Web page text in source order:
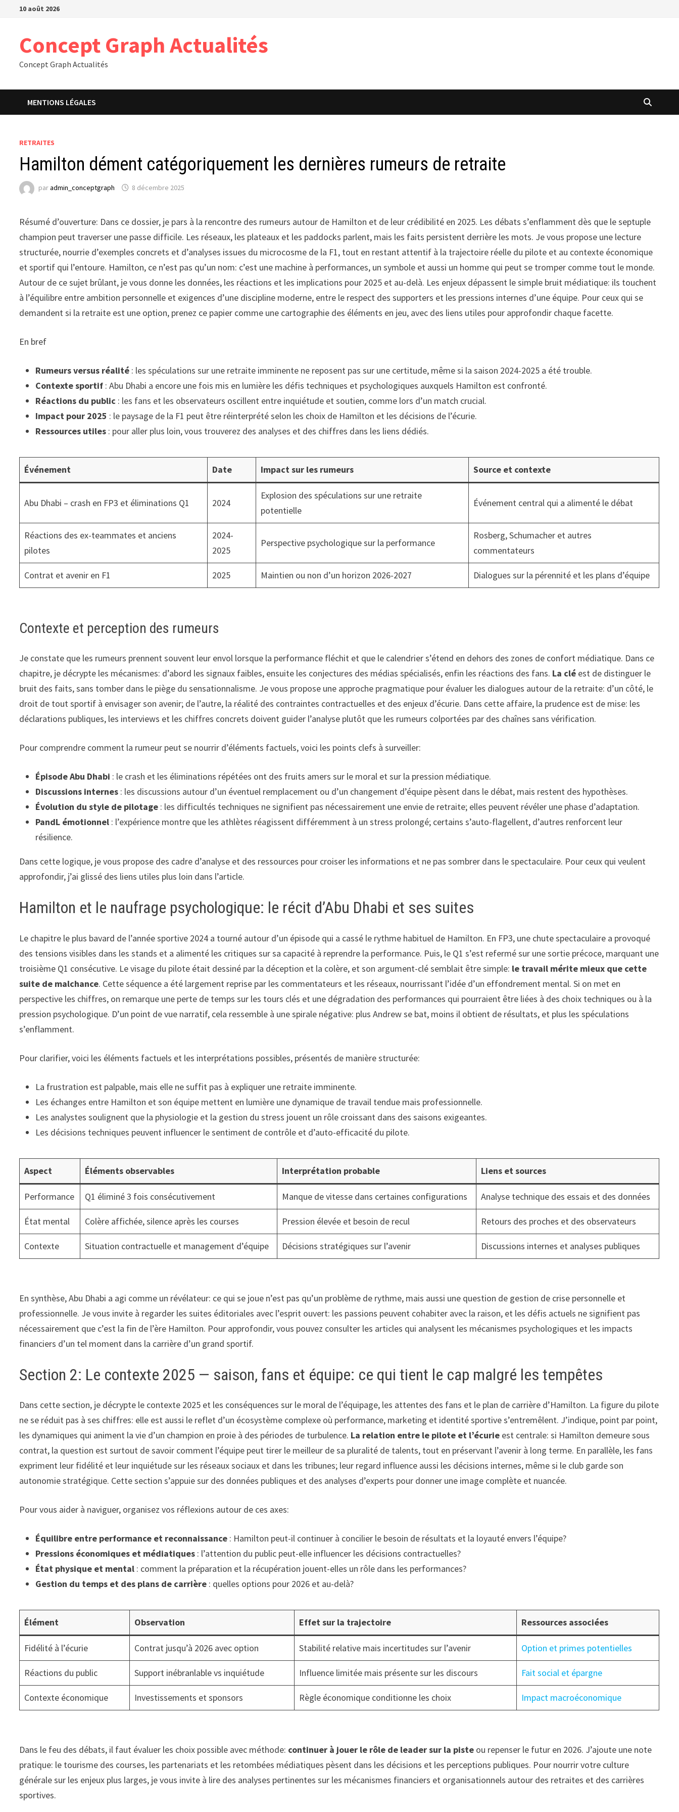
Passer10 août 2026
Concept Graph Actualités
Concept Graph Actualités
MENTIONS LÉGALES
RETRAITES
Hamilton dément catégoriquement les dernières rumeurs de retraite
paradmin_conceptgraph 8 décembre 2025
Résumé d’ouverture: Dans ce dossier, je pars à la rencontre des rumeurs autour de Hamilton et de leur crédibilité en 2025. Les débats s’enflamment dès que le septuple
champion peut traverser une passe difficile. Les réseaux, les plateaux et les paddocks parlent, mais les faits persistent derrière les mots. Je vous propose une lecture
structurée, nourrie d’exemples concrets et d’analyses issues du microcosme de la F1, tout en restant attentif à la trajectoire réelle du pilote et au contexte économique
et sportif qui l’entoure. Hamilton, ce n’est pas qu’un nom: c’est une machine à performances, un symbole et aussi un homme qui peut se tromper comme tout le monde.
Autour de ce sujet brûlant, je vous donne les données, les réactions et les implications pour 2025 et au-delà. Les enjeux dépassent le simple bruit médiatique: ils touchent
à l’équilibre entre ambition personnelle et exigences d’une discipline moderne, entre le respect des supporters et les pressions internes d’une équipe. Pour ceux qui se
demandent si la retraite est une option, prenez ce papier comme une cartographie des éléments en jeu, avec des liens utiles pour approfondir chaque facette.
En bref
Rumeurs versus réalité : les spéculations sur une retraite imminente ne reposent pas sur une certitude, même si la saison 2024-2025 a été trouble.
Contexte sportif : Abu Dhabi a encore une fois mis en lumière les défis techniques et psychologiques auxquels Hamilton est confronté.
Réactions du public : les fans et les observateurs oscillent entre inquiétude et soutien, comme lors d’un match crucial.
Impact pour 2025 : le paysage de la F1 peut être réinterprété selon les choix de Hamilton et les décisions de l’écurie.
Ressources utiles : pour aller plus loin, vous trouverez des analyses et des chiffres dans les liens dédiés.
Événement Date Impact sur les rumeurs Source et contexte
Abu Dhabi – crash en FP3 et éliminations Q1 2024
Explosion des spéculations sur une retraite
potentielle
Événement central qui a alimenté le débat
Réactions des ex-teammates et anciens
pilotes
2024-
2025
Perspective psychologique sur la performance
Rosberg, Schumacher et autres
commentateurs
Contrat et avenir en F1 2025 Maintien ou non d’un horizon 2026-2027 Dialogues sur la pérennité et les plans d’équipe
Contexte et perception des rumeurs
Je constate que les rumeurs prennent souvent leur envol lorsque la performance fléchit et que le calendrier s’étend en dehors des zones de confort médiatique. Dans ce
chapitre, je décrypte les mécanismes: d’abord les signaux faibles, ensuite les conjectures des médias spécialisés, enfin les réactions des fans. La clé est de distinguer le
bruit des faits, sans tomber dans le piège du sensationnalisme. Je vous propose une approche pragmatique pour évaluer les dialogues autour de la retraite: d’un côté, le
droit de tout sportif à envisager son avenir; de l’autre, la réalité des contraintes contractuelles et des enjeux d’écurie. Dans cette affaire, la prudence est de mise: les
déclarations publiques, les interviews et les chiffres concrets doivent guider l’analyse plutôt que les rumeurs colportées par des chaînes sans vérification.
Pour comprendre comment la rumeur peut se nourrir d’éléments factuels, voici les points clefs à surveiller:
Épisode Abu Dhabi : le crash et les éliminations répétées ont des fruits amers sur le moral et sur la pression médiatique.
Discussions internes : les discussions autour d’un éventuel remplacement ou d’un changement d’équipe pèsent dans le débat, mais restent des hypothèses.
Évolution du style de pilotage : les difficultés techniques ne signifient pas nécessairement une envie de retraite; elles peuvent révéler une phase d’adaptation.
PandL émotionnel : l’expérience montre que les athlètes réagissent différemment à un stress prolongé; certains s’auto-flagellent, d’autres renforcent leur
résilience.
Dans cette logique, je vous propose des cadre d’analyse et des ressources pour croiser les informations et ne pas sombrer dans le spectaculaire. Pour ceux qui veulent
approfondir, j’ai glissé des liens utiles plus loin dans l’article.
Hamilton et le naufrage psychologique: le récit d’Abu Dhabi et ses suites
Le chapitre le plus bavard de l’année sportive 2024 a tourné autour d’un épisode qui a cassé le rythme habituel de Hamilton. En FP3, une chute spectaculaire a provoqué
des tensions visibles dans les stands et a alimenté les critiques sur sa capacité à reprendre la performance. Puis, le Q1 s’est refermé sur une sortie précoce, marquant une
troisième Q1 consécutive. Le visage du pilote était dessiné par la déception et la colère, et son argument-clé semblait être simple: le travail mérite mieux que cette
suite de malchance. Cette séquence a été largement reprise par les commentateurs et les réseaux, nourrissant l’idée d’un effondrement mental. Si on met en
perspective les chiffres, on remarque une perte de temps sur les tours clés et une dégradation des performances qui pourraient être liées à des choix techniques ou à la
pression psychologique. D’un point de vue narratif, cela ressemble à une spirale négative: plus Andrew se bat, moins il obtient de résultats, et plus les spéculations
s’enflamment.
Pour clarifier, voici les éléments factuels et les interprétations possibles, présentés de manière structurée:
La frustration est palpable, mais elle ne suffit pas à expliquer une retraite imminente.
Les échanges entre Hamilton et son équipe mettent en lumière une dynamique de travail tendue mais professionnelle.
Les analystes soulignent que la physiologie et la gestion du stress jouent un rôle croissant dans des saisons exigeantes.
Les décisions techniques peuvent influencer le sentiment de contrôle et d’auto-efficacité du pilote.
Aspect Éléments observables Interprétation probable Liens et sources
Performance Q1 éliminé 3 fois consécutivement Manque de vitesse dans certaines configurations Analyse technique des essais et des données
État mental Colère affichée, silence après les courses Pression élevée et besoin de recul Retours des proches et des observateurs
Contexte Situation contractuelle et management d’équipe Décisions stratégiques sur l’avenir Discussions internes et analyses publiques
En synthèse, Abu Dhabi a agi comme un révélateur: ce qui se joue n’est pas qu’un problème de rythme, mais aussi une question de gestion de crise personnelle et
professionnelle. Je vous invite à regarder les suites éditoriales avec l’esprit ouvert: les passions peuvent cohabiter avec la raison, et les défis actuels ne signifient pas
nécessairement que c’est la fin de l’ère Hamilton. Pour approfondir, vous pouvez consulter les articles qui analysent les mécanismes psychologiques et les impacts
financiers d’un tel moment dans la carrière d’un grand sportif.
Section 2: Le contexte 2025 — saison, fans et équipe: ce qui tient le cap malgré les tempêtes
Dans cette section, je décrypte le contexte 2025 et les conséquences sur le moral de l’équipage, les attentes des fans et le plan de carrière d’Hamilton. La figure du pilote
ne se réduit pas à ses chiffres: elle est aussi le reflet d’un écosystème complexe où performance, marketing et identité sportive s’entremêlent. J’indique, point par point,
les dynamiques qui animent la vie d’un champion en proie à des périodes de turbulence. La relation entre le pilote et l’écurie est centrale: si Hamilton demeure sous
contrat, la question est surtout de savoir comment l’équipe peut tirer le meilleur de sa pluralité de talents, tout en préservant l’avenir à long terme. En parallèle, les fans
expriment leur fidélité et leur inquiétude sur les réseaux sociaux et dans les tribunes; leur regard influence aussi les décisions internes, même si le club garde son
autonomie stratégique. Cette section s’appuie sur des données publiques et des analyses d’experts pour donner une image complète et nuancée.
Pour vous aider à naviguer, organisez vos réflexions autour de ces axes:
Équilibre entre performance et reconnaissance : Hamilton peut-il continuer à concilier le besoin de résultats et la loyauté envers l’équipe?
Pressions économiques et médiatiques : l’attention du public peut-elle influencer les décisions contractuelles?
État physique et mental : comment la préparation et la récupération jouent-elles un rôle dans les performances?
Gestion du temps et des plans de carrière : quelles options pour 2026 et au-delà?
Élément Observation Effet sur la trajectoire Ressources associées
Fidélité à l’écurie Contrat jusqu’à 2026 avec option Stabilité relative mais incertitudes sur l’avenir Option et primes potentielles
Réactions du public Support inébranlable vs inquiétude Influence limitée mais présente sur les discours Fait social et épargne
Contexte économique Investissements et sponsors Règle économique conditionne les choix Impact macroéconomique
Dans le feu des débats, il faut évaluer les choix possible avec méthode: continuer à jouer le rôle de leader sur la piste ou repenser le futur en 2026. J’ajoute une note
pratique: le tourisme des courses, les partenariats et les retombées médiatiques pèsent dans les décisions et les perceptions publiques. Pour nourrir votre culture
générale sur les enjeux plus larges, je vous invite à lire des analyses pertinentes sur les mécanismes financiers et organisationnels autour des retraites et des carrières
sportives.